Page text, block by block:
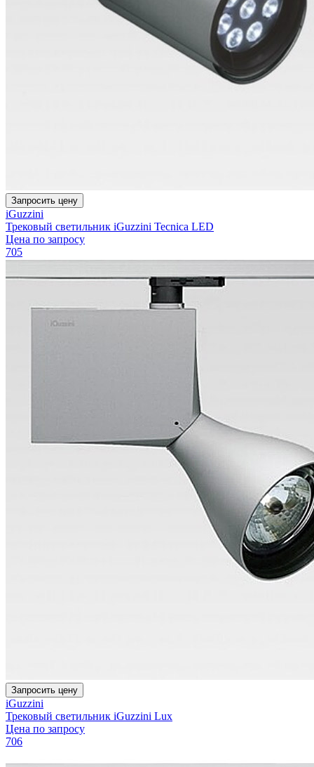
Запросить цену
iGuzzini
Трековый светильник iGuzzini Tecnica LED
Цена по запросу
705
Запросить цену
iGuzzini
Трековый светильник iGuzzini Lux
Цена по запросу
706